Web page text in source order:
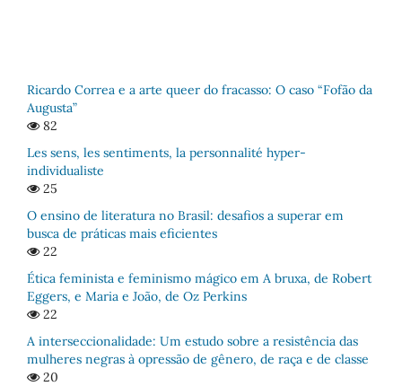
Ricardo Correa e a arte queer do fracasso: O caso “Fofão da
Augusta”
82
Les sens, les sentiments, la personnalité hyper-
individualiste
25
O ensino de literatura no Brasil: desafios a superar em
busca de práticas mais eficientes
22
Ética feminista e feminismo mágico em A bruxa, de Robert
Eggers, e Maria e João, de Oz Perkins
22
A interseccionalidade: Um estudo sobre a resistência das
mulheres negras à opressão de gênero, de raça e de classe
20